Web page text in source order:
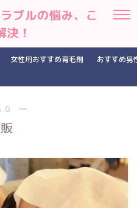
ブルの悩み、こ
決！
女性用おすすめ育毛剤 おすすめ男
―